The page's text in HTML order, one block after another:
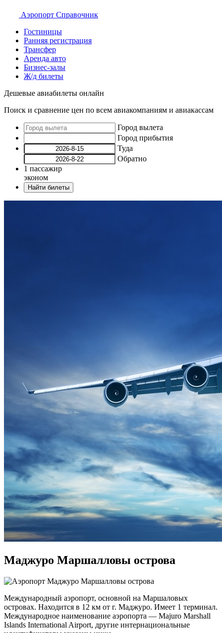
Аэропорт Справочник
Гостиницы
Ранняя регистрация
Трансфер
Аренда авто
Бизнес-залы
Ж/д билеты
Дешевые авиабилеты онлайн
Поиск и сравнение цен по всем авиакомпаниям и авиакассам
Город вылета
Город прибытия
Туда
Обратно
1 пассажир
эконом
Найти билеты
Маджуро Маршалловы острова
Международный аэропорт, основной на Маршаловых
островах. Находится в 12 км от г. Маджуро. Имеет 1 терминал.
Международное наименование аэропорта — Majuro Marshall
Islands International Airport, другие интернациональные